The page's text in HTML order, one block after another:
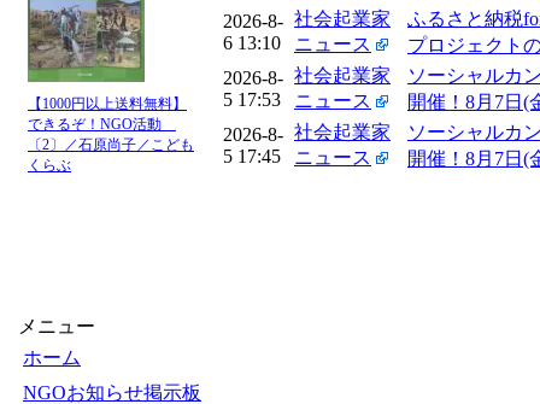
【1000円以上送料無料】
できるぞ！NGO活動
〔2〕／石原尚子／こども
くらぶ
メニュー
ホーム
NGOお知らせ掲示板
2026-8-
6 13:10
社会起業家
ニュース
ふるさと納税
プロジェクト
2026-8-
5 17:53
社会起業家
ニュース
ソーシャルカ
開催！8月7日(
2026-8-
5 17:45
社会起業家
ニュース
ソーシャルカ
開催！8月7日(